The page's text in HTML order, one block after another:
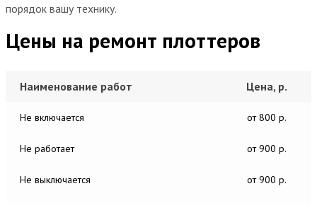
порядок вашу технику.
Цены на ремонт плоттеров
Наименование работ Цена, р.
Не включается от 800 р.
Не работает от 900 р.
Не выключается от 900 р.